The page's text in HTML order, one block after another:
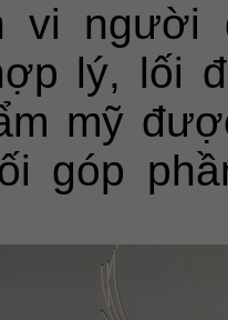
vi người
lý, lối
mỹ
góp